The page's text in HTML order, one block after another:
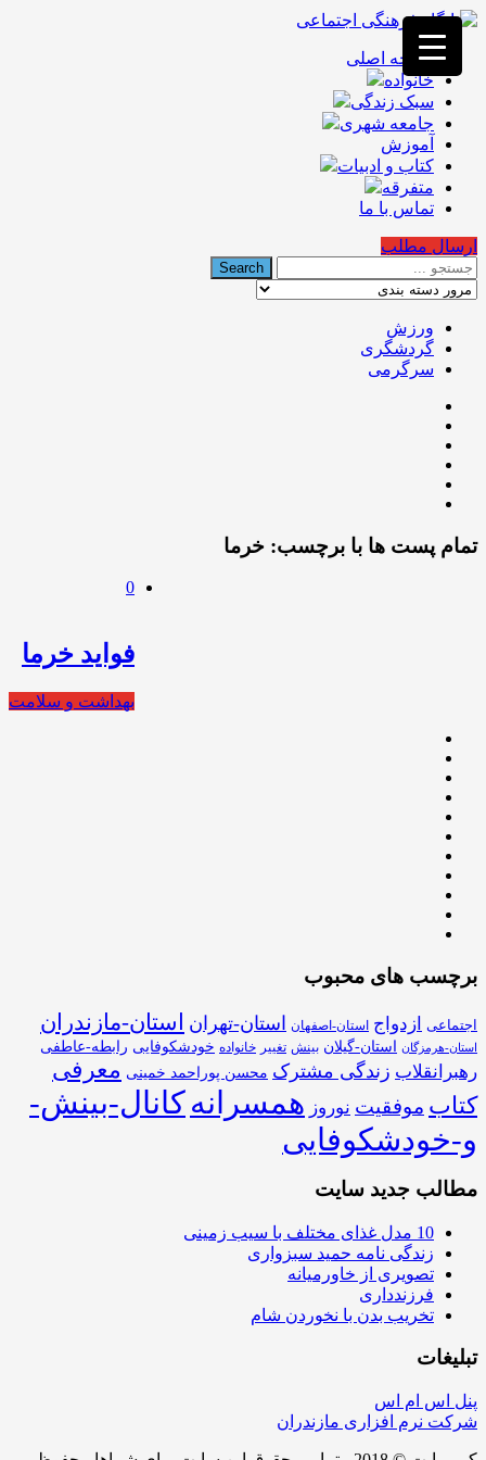
فصد
خون
غرب
تهران
خشکشویی
تصفیه
جرثقیل
برقی
طراحی
vip
امداد
باتری
صفحه اصلی
خانواده
سبک زندگی
جامعه شهری
آموزش
کتاب و ادبیات
متفرقه
تماس با ما
ارسال مطلب
ورزش
گردشگری
سرگرمی
تمام پست ها با برچسب: خرما
0
فواید خرما
بهداشت و سلامت
برچسب های محبوب
اجتماعی ازدواج استان-اصفهان استان-تهران استان-مازندران
استان-هرمزگان استان-گیلان بینش تغییر خانواده خودشکوفایی رابطه-عاطفی
رهبرانقلاب زندگی مشترک محسن پوراحمد خمینی معرفی
کتاب موفقیت نوروز همسرانهکانال-بینش-
و-خودشکوفایی
مطالب جدید سایت
10 مدل غذای مختلف با سیب زمینی
زندگی نامه حمید سبزواری
تصویری از خاورمیانه
فرزندداری
تخریب بدن با نخوردن شام
تبلیغات
پنل اس ام اس
شرکت نرم افزاری مازندران